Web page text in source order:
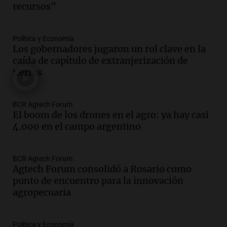
Episodios
la Policía Federal en Córdoba por
irregularidades en procedimientos
Panorama Federal
Episodios
mantiene la residencia de la UNC
Gajes del Oficio
Episodios
revelan detalles del siniestro en las
Altas Cumbres
Panorama Federal
Episodios
recursos”
Política y Economía
Los gobernadores jugaron un rol clave en la
caída de capítulo de extranjerización de
tierras
BCR Agtech Forum
El boom de los drones en el agro: ya hay casi
4.000 en el campo argentino
BCR Agtech Forum
Agtech Forum consolidó a Rosario como
punto de encuentro para la innovación
agropecuaria
Política y Economía